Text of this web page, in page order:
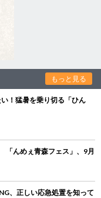
もっと見る
！猛暑を乗り切る「ひん
んめぇ青森フェス」、9月
、正しい応急処置を知って